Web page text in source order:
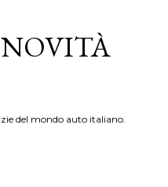
del mondo auto italiano.